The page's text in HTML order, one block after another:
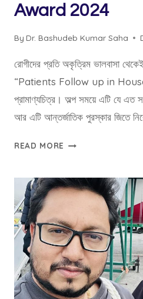
Award 2024
By Dr. Bashudeb Kumar Saha
রোগীদের প্রতি অকৃত্রিম ভালবাসা
“Patients Follow up in House”
প্রামাণ্যচিত্র। অল্প সময়ে এটি যে এত
আর এটি আন্তর্জাতিক পুরস্কার জিতে
READ MORE অবশেষে
NEPAL
INTERNATIONAL
EXCELLENCE
AWARD
2024